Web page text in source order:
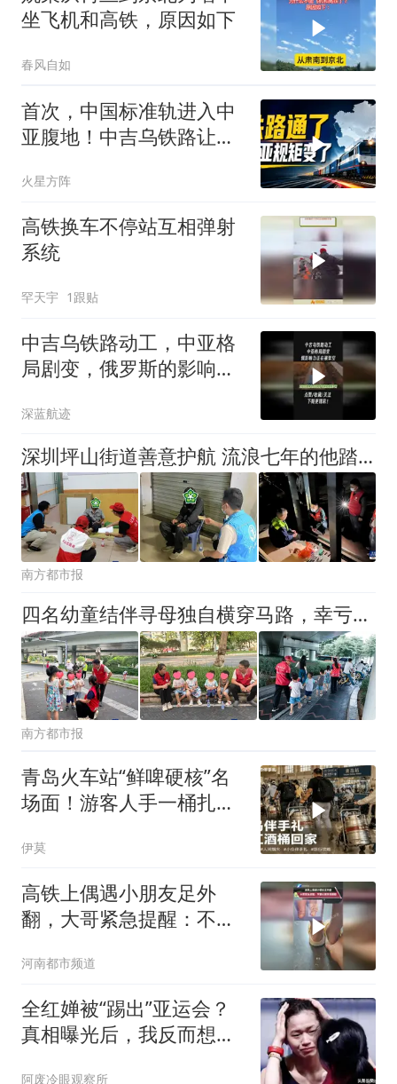
坐飞机和高铁，原因如下
春风自如
首次，中国标准轨进入中
亚腹地！中吉乌铁路让两
火星方阵
高铁换车不停站互相弹射
系统
罕天宇 1跟贴
中吉乌铁路动工，中亚格
局剧变，俄罗斯的影响力
深蓝航迹
深圳坪山街道善意护航 流浪七年的他踏上归家路
南方都市报
四名幼童结伴寻母独自横穿马路，幸亏遇到了他们
南方都市报
青岛火车站“鲜啤硬核”名
场面！游客人手一桶扎啤
伊莫
高铁上偶遇小朋友足外
翻，大哥紧急提醒：不要
河南都市频道
全红婵被“踢出”亚运会？
真相曝光后，我反而想给
阿废冷眼观察所